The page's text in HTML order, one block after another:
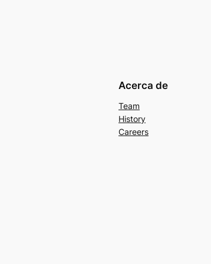
Acerca de
Team
History
Careers